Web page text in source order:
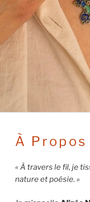
À Propos
« À travers le fil, je
nature et poésie. »